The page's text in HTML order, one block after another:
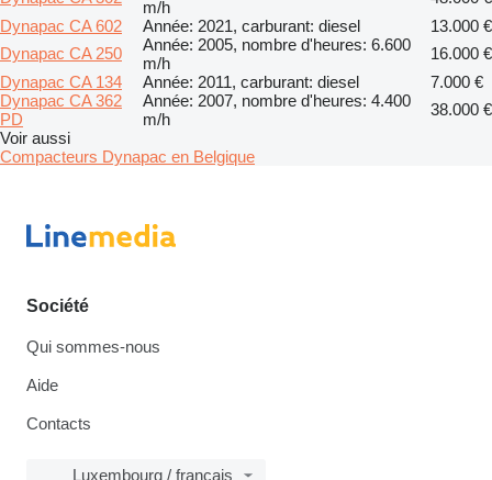
m/h
Dynapac CA 602
Année: 2021, carburant: diesel
13.000 €
Dynapac CA 250
Année: 2005, nombre d'heures: 6.600
m/h
16.000 €
Dynapac CA 134
Année: 2011, carburant: diesel
7.000 €
Dynapac CA 362
PD
Année: 2007, nombre d'heures: 4.400
m/h
38.000 €
Voir aussi
Compacteurs Dynapac en Belgique
Société
Qui sommes-nous
Aide
Contacts
Luxembourg / français